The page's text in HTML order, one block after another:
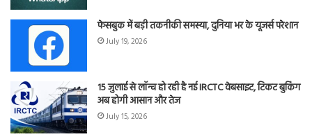
फेसबुक में बड़ी तकनीकी समस्या, दुनिया भर के यूजर्स परेशान
July 19, 2026
15 जुलाई से लॉन्च हो रही है नई IRCTC वेबसाइट, टिकट बुकिंग
अब होगी आसान और तेज
July 15, 2026